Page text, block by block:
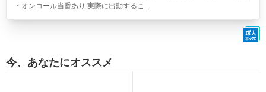
・オンコール当番あり 実際に出動するこ...
今、あなたにオススメ